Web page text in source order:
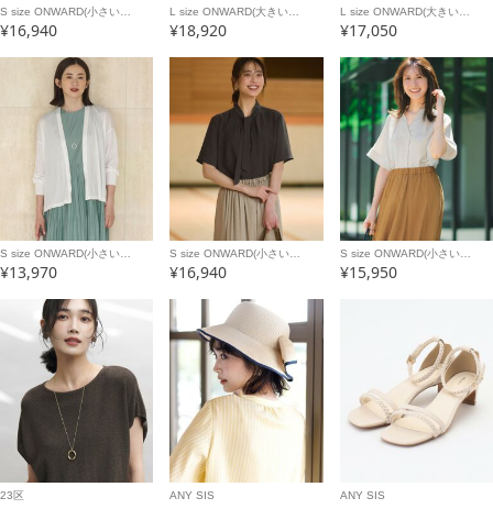
S size ONWARD(小さい…
¥16,940
L size ONWARD(大きい…
¥18,920
L size ONWARD(大きい…
¥17,050
S size ONWARD(小さい…
¥13,970
S size ONWARD(小さい…
¥16,940
S size ONWARD(小さい…
¥15,950
23区 ANY SIS ANY SIS